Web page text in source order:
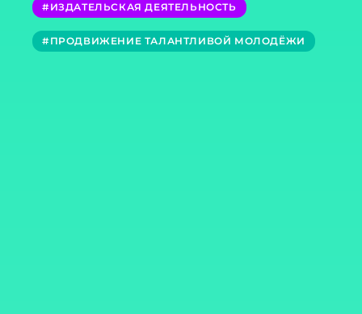
#ИЗДАТЕЛЬСКАЯ ДЕЯТЕЛЬНОСТЬ
#ПРОДВИЖЕНИЕ ТАЛАНТЛИВОЙ МОЛОДЁЖИ